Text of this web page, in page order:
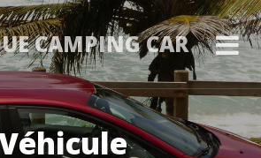
CAMPING CAR